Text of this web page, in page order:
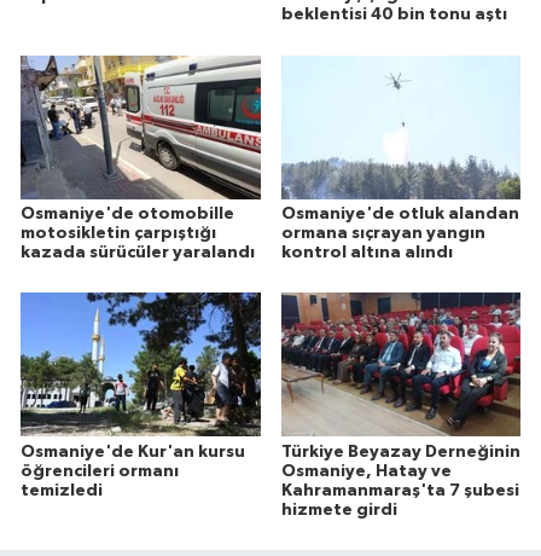
beklentisi 40 bin tonu aştı
Osmaniye'de otomobille
motosikletin çarpıştığı
kazada sürücüler yaralandı
Osmaniye'de otluk alandan
ormana sıçrayan yangın
kontrol altına alındı
Osmaniye'de Kur'an kursu
öğrencileri ormanı
temizledi
Türkiye Beyazay Derneğinin
Osmaniye, Hatay ve
Kahramanmaraş'ta 7 şubesi
hizmete girdi